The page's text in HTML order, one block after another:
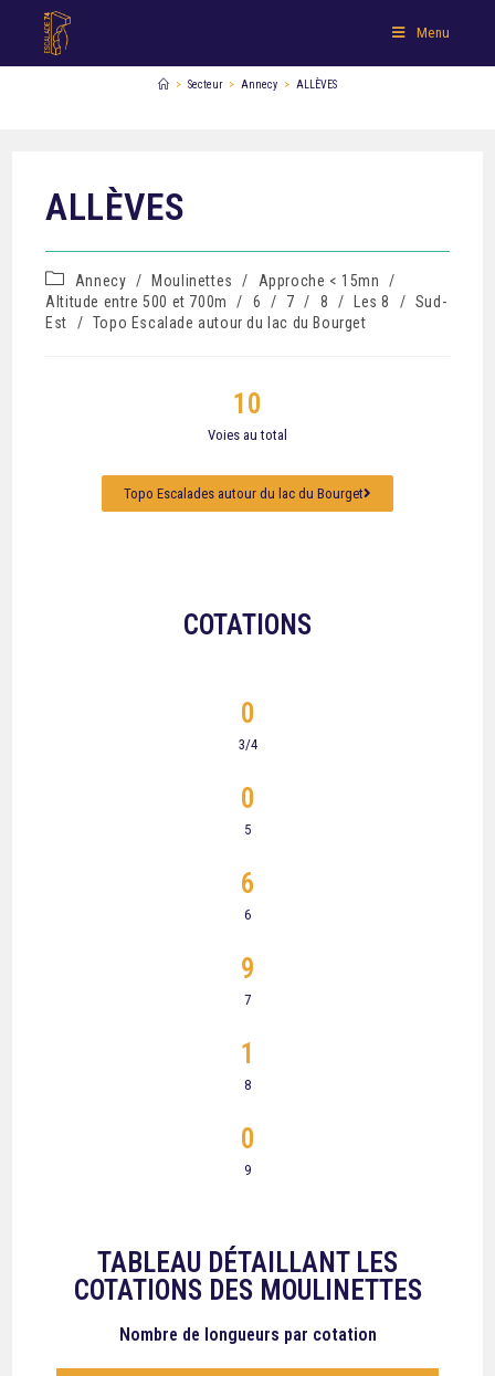
Menu
> Secteur > Annecy > ALLÈVES
ALLÈVES
Annecy / Moulinettes / Approche < 15mn
/
Altitude entre 500 et 700m
/ 6 / 7 / 8 / Les 8 / Sud-
Est
/ Topo Escalade autour du lac du Bourget
Voies au total
10
Topo Escalades autour du lac du Bourget
COTATIONS
3/4
0
5
0
6
6
7
9
8
1
9
0
TABLEAU DÉTAILLANT LES
COTATIONS DES MOULINETTES
Nombre de longueurs par cotation